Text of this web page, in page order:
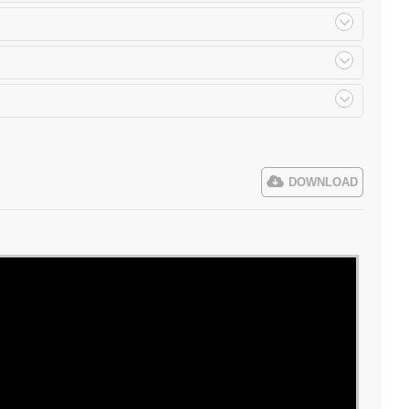
DOWNLOAD